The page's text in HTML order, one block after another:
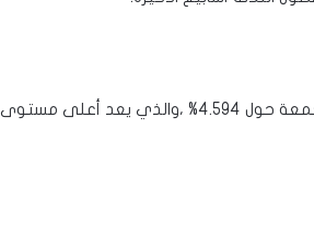
يتداول العائد على سندات الخزانة الأمريكية لأجل عشر سنوات يوم الجمعة حول 4.594% ،والذي يعد أعلى مستوى